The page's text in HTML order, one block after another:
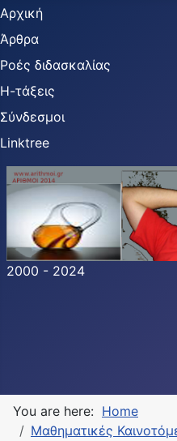
Αρχική
Άρθρα
Ροές διδασκαλίας
Η-τάξεις
Σύνδεσμοι
Linktree
2000 - 2024
You are here: Home
Μαθηματικές